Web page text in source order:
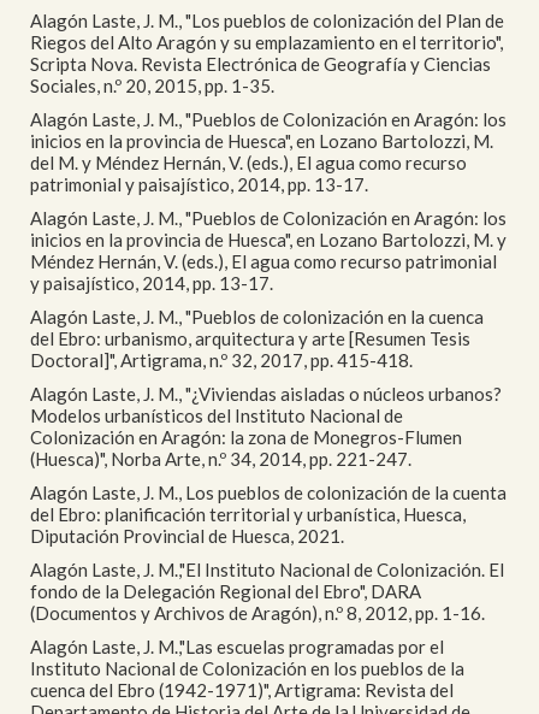
Alagón Laste, J. M., "Los pueblos de colonización del Plan de
Riegos del Alto Aragón y su emplazamiento en el territorio",
Scripta Nova. Revista Electrónica de Geografía y Ciencias
Sociales, n.º 20, 2015, pp. 1-35.
Alagón Laste, J. M., "Pueblos de Colonización en Aragón: los
inicios en la provincia de Huesca", en Lozano Bartolozzi, M.
del M. y Méndez Hernán, V. (eds.), El agua como recurso
patrimonial y paisajístico, 2014, pp. 13-17.
Alagón Laste, J. M., "Pueblos de Colonización en Aragón: los
inicios en la provincia de Huesca", en Lozano Bartolozzi, M. y
Méndez Hernán, V. (eds.), El agua como recurso patrimonial
y paisajístico, 2014, pp. 13-17.
Alagón Laste, J. M., "Pueblos de colonización en la cuenca
del Ebro: urbanismo, arquitectura y arte [Resumen Tesis
Doctoral]", Artigrama, n.º 32, 2017, pp. 415-418.
Alagón Laste, J. M., "¿Viviendas aisladas o núcleos urbanos?
Modelos urbanísticos del Instituto Nacional de
Colonización en Aragón: la zona de Monegros-Flumen
(Huesca)", Norba Arte, n.º 34, 2014, pp. 221-247.
Alagón Laste, J. M., Los pueblos de colonización de la cuenta
del Ebro: planificación territorial y urbanística, Huesca,
Diputación Provincial de Huesca, 2021.
Alagón Laste, J. M.,"El Instituto Nacional de Colonización. El
fondo de la Delegación Regional del Ebro", DARA
(Documentos y Archivos de Aragón), n.º 8, 2012, pp. 1-16.
Alagón Laste, J. M.,"Las escuelas programadas por el
Instituto Nacional de Colonización en los pueblos de la
cuenca del Ebro (1942-1971)", Artigrama: Revista del